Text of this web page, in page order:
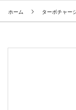
ホーム ターボチャー